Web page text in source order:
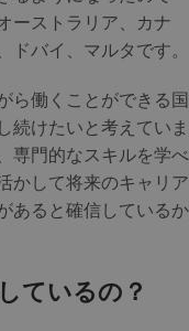
ーストラリア、カナ
バイ、マルタです。
ら働くことができる国
続けたいと考えていま
専門的なスキルを学べ
かして将来のキャリア
あると確信しているか
ているの？